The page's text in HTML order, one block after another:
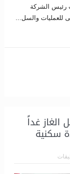
رئيس الشركة
للعمليات والسل...
الغاز غداً